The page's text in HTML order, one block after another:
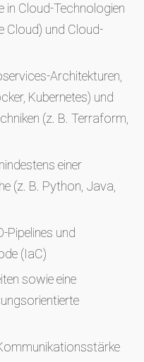
in Cloud-Technologien
Cloud) und Cloud-
Architekturen,
Kubernetes) und
(z. B. Terraform,
einer
(z. B. Python, Java,
Pipelines und
(IaC)
sowie eine